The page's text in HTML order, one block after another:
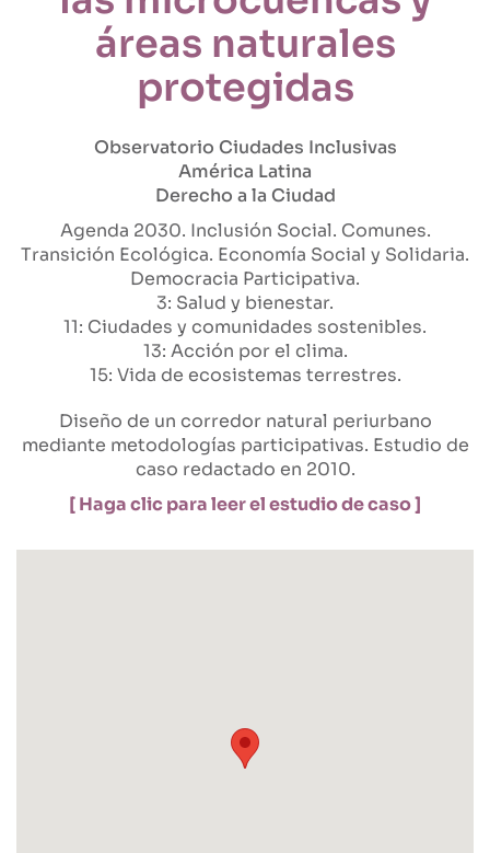
áreas naturales
protegidas
Observatorio Ciudades Inclusivas
América Latina
Derecho a la Ciudad
Agenda 2030 Inclusión Social Comunes
Transición Ecológica Economía Social y Solidaria
Democracia Participativa
3: Salud y bienestar
11: Ciudades y comunidades sostenibles
13: Acción por el clima
15: Vida de ecosistemas terrestres
Diseño de un corredor natural periurbano
mediante metodologías participativas. Estudio de
caso redactado en 2010.
[ Haga clic para leer el estudio de caso ]